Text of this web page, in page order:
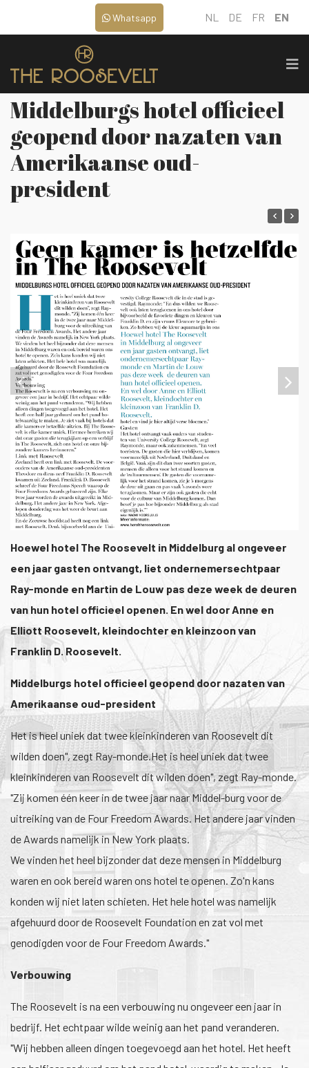
NL DE FR EN
Whatsapp
Middelburgs hotel officieel
geopend door nazaten van
Amerikaanse oud-
president
1/
Hoewel hotel The Roosevelt in Middelburg al ongeveer
een jaar gasten ontvangt, liet ondernemersechtpaar
Ray-monde en Martin de Louw pas deze week de deuren
van hun hotel officieel openen. En wel door Anne en
Elliott Roosevelt, kleindochter en kleinzoon van
Franklin D. Roosevelt.
Middelburgs hotel officieel geopend door nazaten van
Amerikaanse oud-president
Het is heel uniek dat twee kleinkinderen van Roosevelt dit
wilden doen", zegt Ray-monde.Het is heel uniek dat twee
kleinkinderen van Roosevelt dit wilden doen", zegt Ray-monde.
"Zij komen één keer in de twee jaar naar Middel-burg voor de
uitreiking van de Four Freedom Awards. Het andere jaar vinden
de Awards namelijk in New York plaats.
We vinden het heel bijzonder dat deze mensen in Middelburg
waren en ook bereid waren ons hotel te openen. Zo'n kans
konden wij niet laten schieten. Het hele hotel was namelijk
afgehuurd door de Roosevelt Foundation en zat vol met
genodigden voor de Four Freedom Awards."
Verbouwing
The Roosevelt is na een verbouwing nu ongeveer een jaar in
bedrijf. Het echtpaar wilde weinig aan het pand veranderen.
"Wij hebben alleen dingen toegevoegd aan het hotel. Het heeft